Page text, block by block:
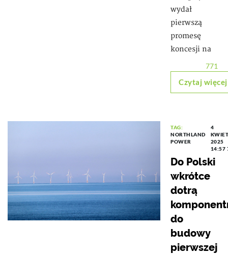
wydał
pierwszą
promesę
koncesji na
771
Czytaj więcej
TAG:
NORTHLAND
POWER
4
2025
14:57
Do Polski
wkrótce
dotrą
do
budowy
pierwszej